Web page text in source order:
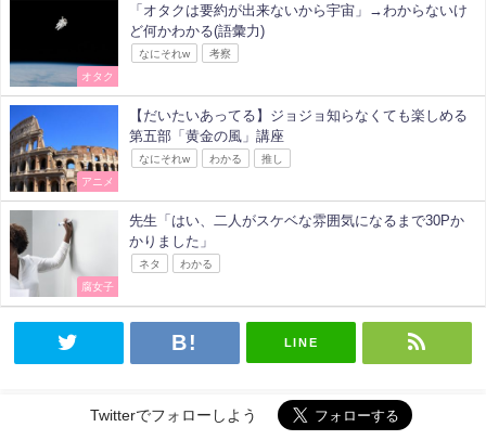
オタク
「オタクは要約が出来ないから宇宙」→わからないけ
ど何かわかる(語彙力)
なにそれw 考察
アニメ
【だいたいあってる】ジョジョ知らなくても楽しめる
第五部「黄金の風」講座
なにそれw わかる 推し
腐女子
先生「はい、二人がスケベな雰囲気になるまで30Pか
かりました」
ネタ わかる
LINE
Twitterでフォローしよう